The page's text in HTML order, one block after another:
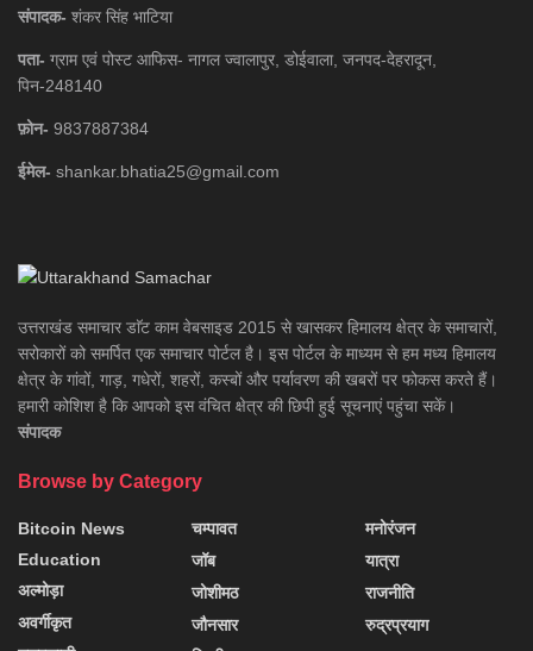
संपादक- शंकर सिंह भाटिया
पता- ग्राम एवं पोस्ट आफिस- नागल ज्वालापुर, डोईवाला, जनपद-देहरादून,
पिन-248140
फ़ोन- 9837887384
ईमेल- shankar.bhatia25@gmail.com
उत्तराखंड समाचार डाॅट काम वेबसाइड 2015 से खासकर हिमालय क्षेत्र के समाचारों,
सरोकारों को समर्पित एक समाचार पोर्टल है। इस पोर्टल के माध्यम से हम मध्य हिमालय
क्षेत्र के गांवों, गाड़, गधेरों, शहरों, कस्बों और पर्यावरण की खबरों पर फोकस करते हैं।
हमारी कोशिश है कि आपको इस वंचित क्षेत्र की छिपी हुई सूचनाएं पहुंचा सकें।
संपादक
Browse by Category
Bitcoin News
Education
अल्मोड़ा
अवर्गीकृत
चम्पावत
जॉब
जोशीमठ
जौनसार
मनोरंजन
यात्रा
राजनीति
रुद्रप्रयाग